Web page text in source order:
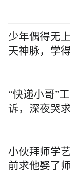
少年偶得无
天神脉，学
“快递小哥”
诉，深夜哭
小伙拜师学
前求他娶了